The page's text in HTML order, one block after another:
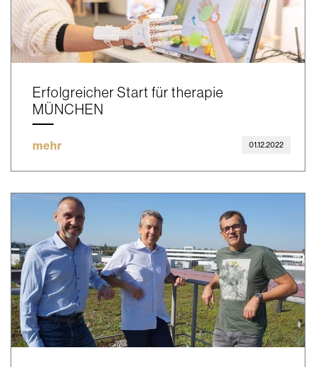
Erfolgreicher Start für therapie
MÜNCHEN
mehr 01.12.2022